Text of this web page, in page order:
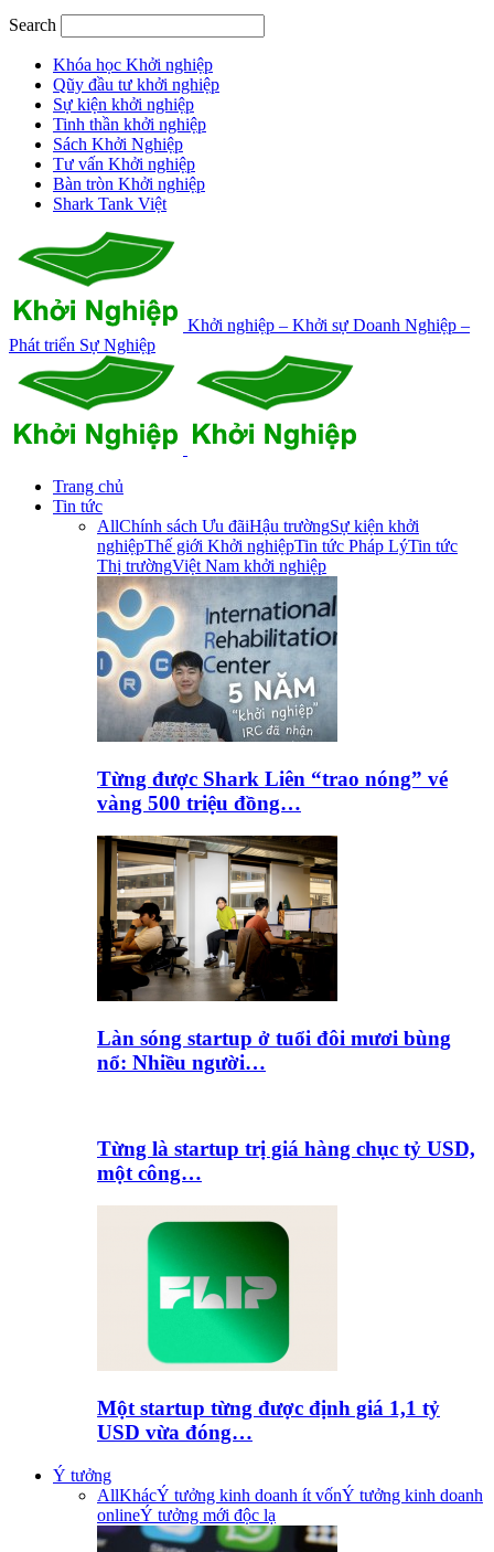
Search
Khóa học Khởi nghiệp
Qũy đầu tư khởi nghiệp
Sự kiện khởi nghiệp
Tinh thần khởi nghiệp
Sách Khởi Nghiệp
Tư vấn Khởi nghiệp
Bàn tròn Khởi nghiệp
Shark Tank Việt
Khởi nghiệp – Khởi sự Doanh Nghiệp –
Phát triển Sự Nghiệp
Trang chủ
Tin tức
AllChính sách Ưu đãiHậu trườngSự kiện khởi
nghiệpThế giới Khởi nghiệpTin tức Pháp LýTin tức
Thị trườngViệt Nam khởi nghiệp
Từng được Shark Liên “trao nóng” vé
vàng 500 triệu đồng…
Làn sóng startup ở tuổi đôi mươi bùng
nổ: Nhiều người…
Từng là startup trị giá hàng chục tỷ USD,
một công…
Một startup từng được định giá 1,1 tỷ
USD vừa đóng…
Ý tưởng
AllKhácÝ tưởng kinh doanh ít vốnÝ tưởng kinh doanh
onlineÝ tưởng mới độc lạ